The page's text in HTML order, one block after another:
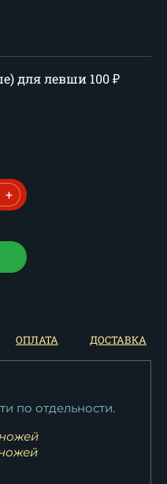
для левши 100₽
+
ОПЛАТА ДОСТАВКА
по отдельности.